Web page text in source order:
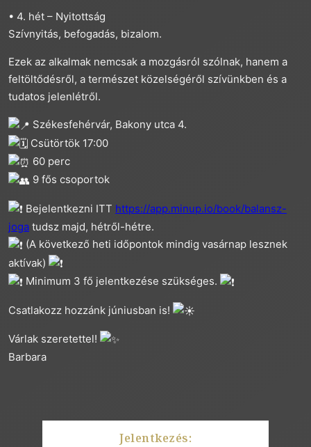
• 4. hét – Nyitottság
Szívnyitás, befogadás, bizalom.
Ezek az alkalmak nemcsak a mozgásról szólnak, hanem a
feltöltődésről, a természet közelségéről szívünkben és a
tudatos jelenlétről.
Székesfehérvár, Bakony utca 4.
Csütörtök 17:00
60 perc
9 fős csoportok
Bejelentkezni ITT https://app.minup.io/book/balansz-
joga tudsz majd, hétről-hétre.
(A következő heti időpontok mindig vasárnap lesznek
aktívak)
Minimum 3 fő jelentkezése szükséges.
Csatlakozz hozzánk júniusban is!
Várlak szeretettel!
Barbara
Jelentkezés: